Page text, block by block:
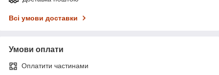
Всі умови доставки
Умови оплати
Оплатити частинами